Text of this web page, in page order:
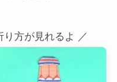
り方が見れるよ ／